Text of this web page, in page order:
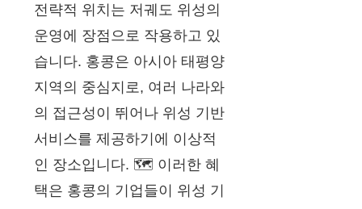
전략적 위치는 저궤도 위성의
운영에 장점으로 작용하고 있
습니다. 홍콩은 아시아 태평양
지역의 중심지로, 여러 나라와
의 접근성이 뛰어나 위성 기반
서비스를 제공하기에 이상적
인 장소입니다. 🗺️ 이러한 혜
택은 홍콩의 기업들이 위성 기